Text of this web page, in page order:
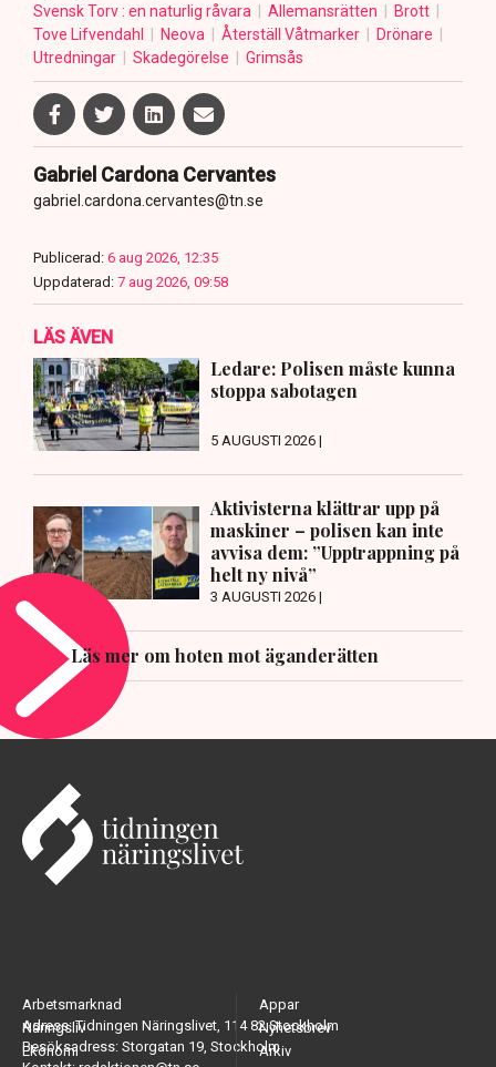
Svensk Torv : en naturlig råvara
Allemansrätten
Brott
Tove Lifvendahl
Neova Återställ Våtmarker
Drönare
Utredningar
Skadegörelse Grimsås
Gabriel Cardona Cervantes
gabriel.cardona.cervantes@tn.se
Publicerad: 6 aug 2026, 12:35
Uppdaterad: 7 aug 2026, 09:58
LÄS ÄVEN
Ledare: Polisen måste kunna
stoppa sabotagen
5 AUGUSTI 2026 |
Aktivisterna klättrar upp på
maskiner – polisen kan inte
avvisa dem: ”Upptrappning på
helt ny nivå”
3 AUGUSTI 2026 |
Läs mer om hoten mot äganderätten
Adress: Tidningen Näringslivet, 114 82 Stockholm
Besöksadress: Storgatan 19, Stockholm
Arbetsmarknad
Näringsliv
Ekonomi
Appar
Nyhetsbrev
Arkiv